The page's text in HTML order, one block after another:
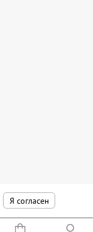
Я согласен